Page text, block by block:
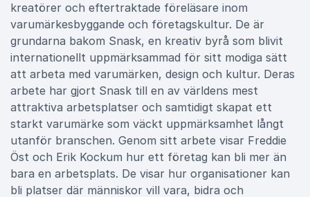
kreatörer och eftertraktade föreläsare inom
varumärkesbyggande och företagskultur. De är
grundarna bakom Snask, en kreativ byrå som blivit
internationellt uppmärksammad för sitt modiga sätt
att arbeta med varumärken, design och kultur. Deras
arbete har gjort Snask till en av världens mest
attraktiva arbetsplatser och samtidigt skapat ett
starkt varumärke som väckt uppmärksamhet långt
utanför branschen. Genom sitt arbete visar Freddie
Öst och Erik Kockum hur ett företag kan bli mer än
bara en arbetsplats. De visar hur organisationer kan
bli platser där människor vill vara, bidra och